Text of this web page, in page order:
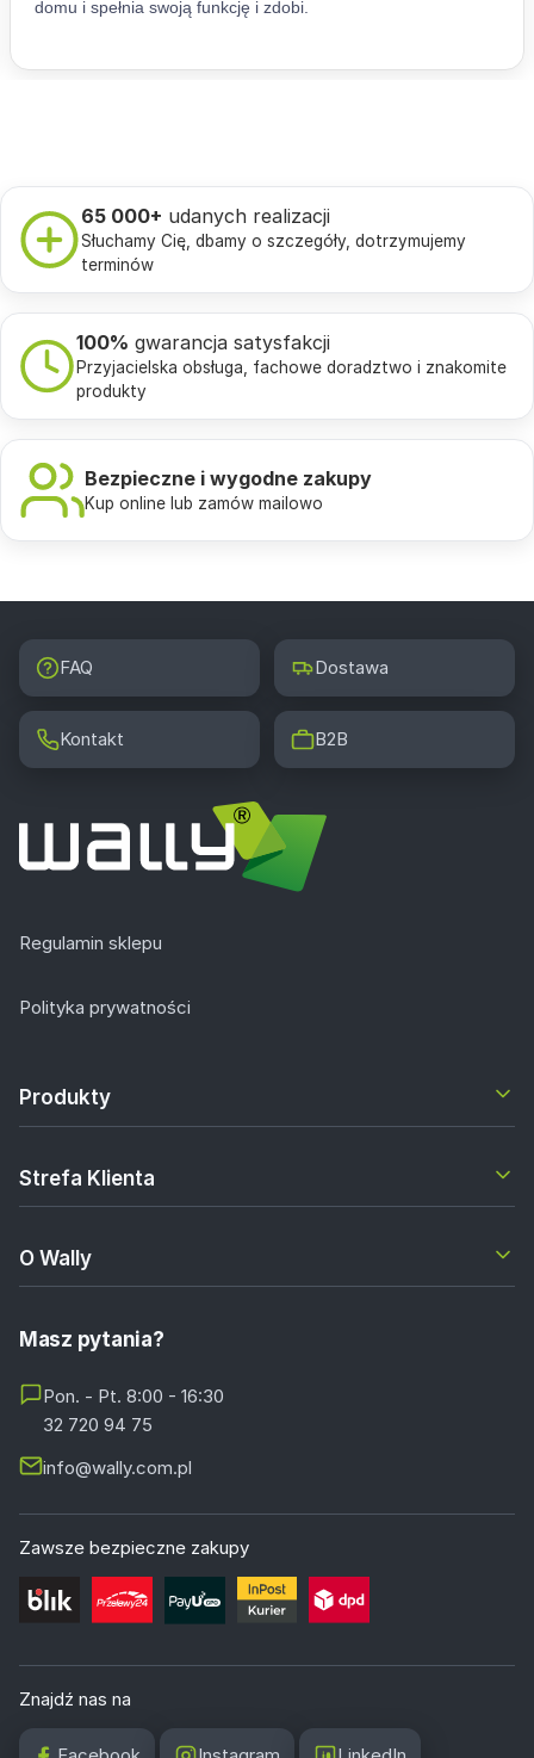
65 000+ udanych realizacji
Słuchamy Cię, dbamy o szczegóły, dotrzymujemy
terminów
100% gwarancja satysfakcji
Przyjacielska obsługa, fachowe doradztwo i znakomite
produkty
Bezpieczne i wygodne zakupy
Kup online lub zamów mailowo
FAQ Dostawa
Kontakt B2B
Regulamin sklepu
Polityka prywatności
Produkty
Strefa Klienta
O Wally
Masz pytania?
Pon. - Pt. 8:00 - 16:30
32 720 94 75
info@wally.com.pl
Zawsze bezpieczne zakupy
Znajdź nas na